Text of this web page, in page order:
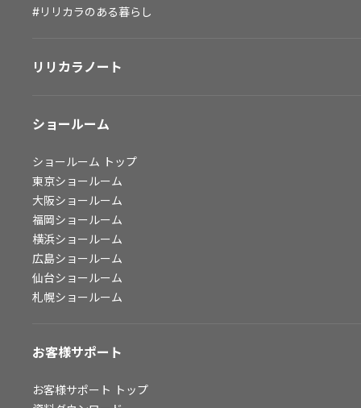
採用情報
#リリカラのある暮らし
リリカラノート
ショールーム
ショールーム トップ
東京ショールーム
大阪ショールーム
福岡ショールーム
横浜ショールーム
広島ショールーム
仙台ショールーム
札幌ショールーム
お客様サポート
お客様サポート トップ